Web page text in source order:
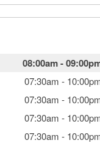
08:00am-
07:30am -
07:30am -
07:30am -
07:30am -